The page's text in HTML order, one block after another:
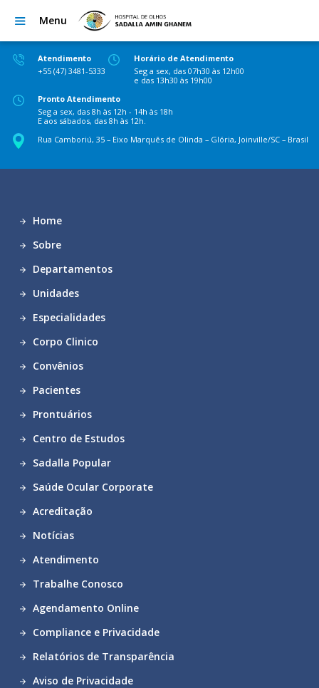
Menu
Atendimento
+55 (47) 3481-5333
Horário de Atendimento
Seg a sex, das 07h30 às 12h00
e das 13h30 às 19h00
Pronto Atendimento
Seg a sex, das 8h às 12h - 14h às 18h
E aos sábados, das 8h às 12h.
Rua Camboriú, 35 – Eixo Marquês de Olinda – Glória, Joinville/SC – Brasil
Home
Sobre
Departamentos
Unidades
Especialidades
Corpo Clinico
Convênios
Pacientes
Prontuários
Centro de Estudos
Sadalla Popular
Saúde Ocular Corporate
Acreditação
Notícias
Atendimento
Trabalhe Conosco
Agendamento Online
Compliance e Privacidade
Relatórios de Transparência
Aviso de Privacidade